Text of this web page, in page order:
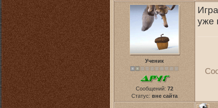
Ученик
Сообщений: 72
Статус: вне сайта
уже